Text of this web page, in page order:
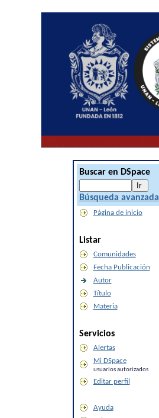
Buscar en DSpace
Búsqueda avanzada
Página de inicio
Listar
Comunidades
Fecha Publicación
Autor
Título
Materia
Servicios
Alertas
Mi DSpace
usuarios autorizados
Editar perfil
Ayuda